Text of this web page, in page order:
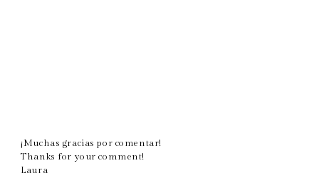
¡Muchas gracias por comentar!
Thanks for your comment!
Laura